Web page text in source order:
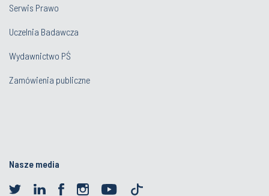
Serwis Prawo
Uczelnia Badawcza
Wydawnictwo PŚ
Zamówienia publiczne
Nasze media